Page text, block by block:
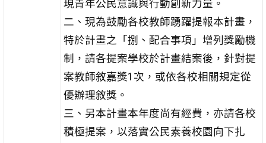
現青年公民意識與行動創新力量。
二、現為鼓勵各校教師踴躍提報本計畫，
特於計畫之「捌、配合事項」增列獎勵機
制，請各提案學校於計畫結案後，針對提
案教師敘嘉獎1次，或依各校相關規定從
優辦理敘獎。
三、另本計畫本年度尚有經費，亦請各校
積極提案，以落實公民素養校園向下扎